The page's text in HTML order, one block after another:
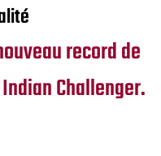
record de
Challenger.